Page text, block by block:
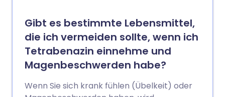
Gibt es bestimmte Lebensmittel,
die ich vermeiden sollte, wenn ich
Tetrabenazin einnehme und
Magenbeschwerden habe?
Wenn Sie sich krank fühlen (Übelkeit) oder